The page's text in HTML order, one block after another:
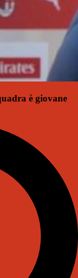
è giovane